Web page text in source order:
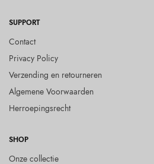
SUPPORT
Contact
Privacy Policy
Verzending en retourneren
Algemene Voorwaarden
Herroepingsrecht
SHOP
Onze collectie